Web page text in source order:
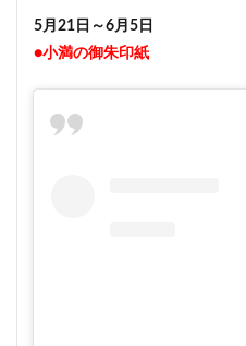
5月21日～6月5日
●小満の御朱印紙